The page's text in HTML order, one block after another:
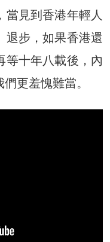
當見到香港年輕人
退步，如果香港還
等十年八載後，內
更羞愧難當。